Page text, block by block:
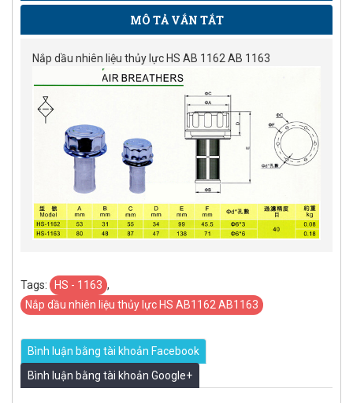
MÔ TẢ VẮN TẮT
Nắp dầu nhiên liệu thủy lực HS AB 1162 AB 1163
Tags: HS - 1163 ,
Nắp dầu nhiên liệu thủy lực HS AB1162 AB1163
Bình luận bằng tài khoản Facebook
Bình luận bằng tài khoản Google+